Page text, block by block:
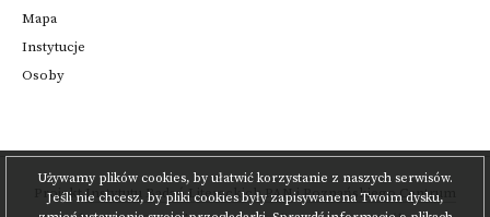
Używamy plików cookies, by ułatwić korzystanie z naszych serwisów.
Jeśli nie chcesz, by pliki cookies były zapisywanena Twoim dysku,
Mapa
Instytucje
Osoby
ProjektInstytutu Badań Literackich PANiPoznańskiego Centrum